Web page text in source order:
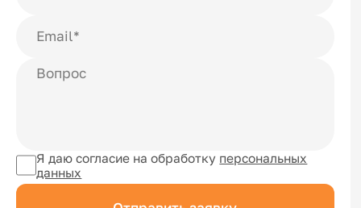
Я даю согласие на обработку персональных
данных